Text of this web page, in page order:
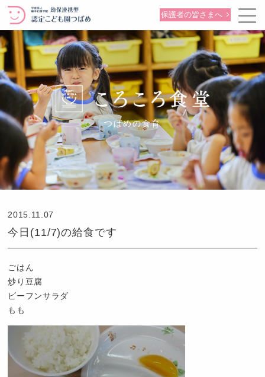
保護者の皆さまへ
つばめの食育
2015.11.07
今日(11/7)の給食です
ごはん
炒り豆腐
ビーフンサラダ
もも